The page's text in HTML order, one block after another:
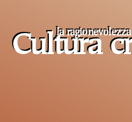
Cultura
la